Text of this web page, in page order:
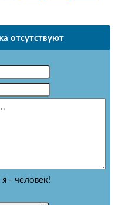
отсутствуют
- человек!